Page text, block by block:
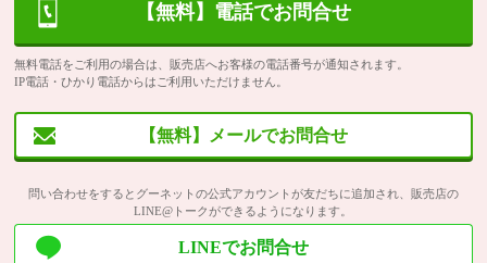
【無料】電話でお問合せ
無料電話をご利用の場合は、販売店へお客様の電話番号が通知されます。
IP電話・ひかり電話からはご利用いただけません。
【無料】メールでお問合せ
問い合わせをするとグーネットの公式アカウントが友だちに追加され、販売店の
LINE@トークができるようになります。
LINEでお問合せ